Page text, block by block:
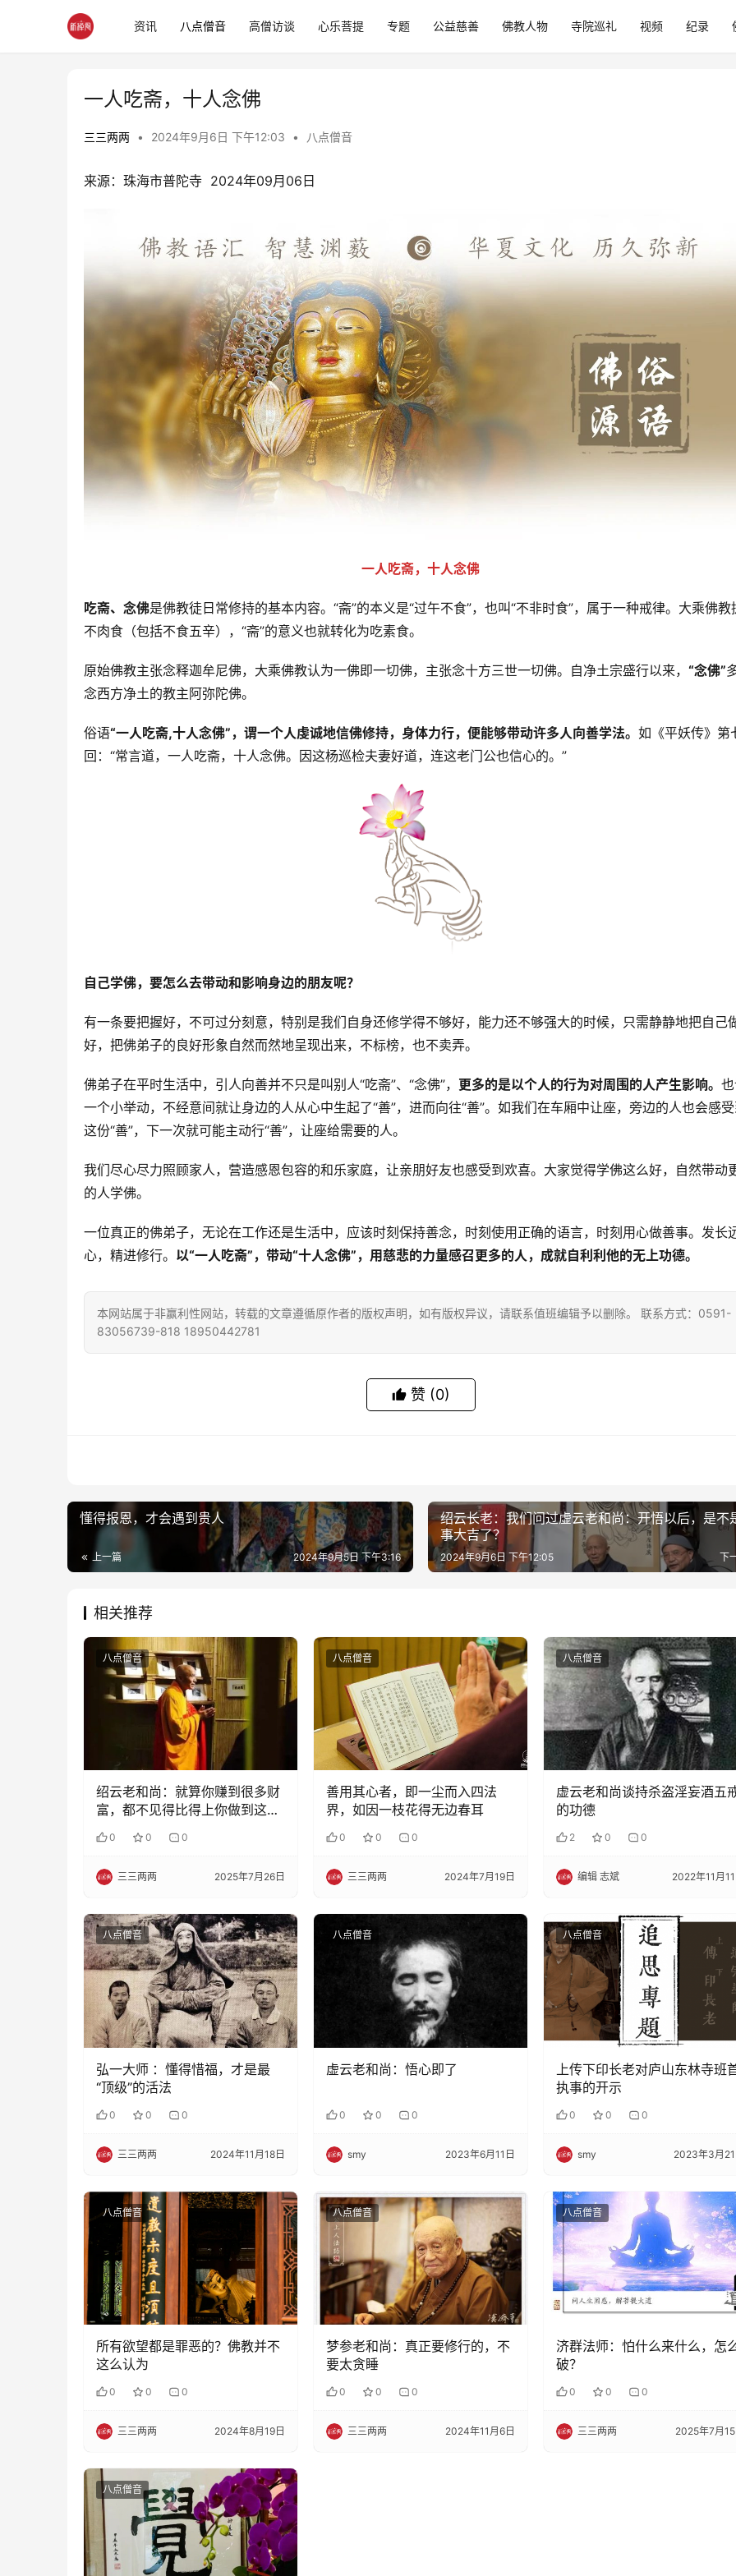
资讯 八点僧音 高僧访谈 心乐菩提 专题 公益慈善 佛教人物 寺院巡礼 视频 纪录
一人吃斋，十人念佛
三三两两 • 2024年9月6日 下午12:03 • 八点僧音
来源：珠海市普陀寺  2024年09月06日
一人吃斋，十人念佛
吃斋、念佛是佛教徒日常修持的基本内容。“斋”的本义是“过午不食”，也叫“不非时食”，属于一种戒律。大乘佛教
不肉食（包括不食五辛），“斋”的意义也就转化为吃素食。
原始佛教主张念释迦牟尼佛，大乘佛教认为一佛即一切佛，主张念十方三世一切佛。自净土宗盛行以来， “念佛”
念西方净土的教主阿弥陀佛。
俗语“一人吃斋,十人念佛” ，谓一个人虔诚地信佛修持，身体力行，便能够带动许多人向善学法。 如《平妖传》第
回：“常言道，一人吃斋，十人念佛。因这杨巡检夫妻好道，连这老门公也信心的。”
自己学佛，要怎么去带动和影响身边的朋友呢？
有一条要把握好，不可过分刻意，特别是我们自身还修学得不够好，能力还不够强大的时候，只需静静地把自己
好，把佛弟子的良好形象自然而然地呈现出来，不标榜，也不卖弄。
佛弟子在平时生活中，引人向善并不只是叫别人“吃斋”、“念佛”， 更多的是以个人的行为对周围的人产生影响。
一个小举动，不经意间就让身边的人从心中生起了“善”，进而向往“善”。如我们在车厢中让座，旁边的人也会感
这份“善”，下一次就可能主动行“善”，让座给需要的人。
我们尽心尽力照顾家人，营造感恩包容的和乐家庭，让亲朋好友也感受到欢喜。大家觉得学佛这么好，自然带动
的人学佛。
一位真正的佛弟子，无论在工作还是生活中，应该时刻保持善念，时刻使用正确的语言，时刻用心做善事。发长
心，精进修行。 以“一人吃斋”，带动“十人念佛”，用慈悲的力量感召更多的人，成就自利利他的无上功德。
本网站属于非赢利性网站，转载的文章遵循原作者的版权声明，如有版权异议，请联系值班编辑予以删除。 联系方式：0591-
83056739-818 18950442781
赞 (0)
懂得报恩，才会遇到贵人
上一篇 2024年9月5日 下午3:16
绍云长老：我们问过虚云老和尚：开悟以后，是不
事大吉了？
下
2024年9月6日 下午12:05
相关推荐
八点僧音
绍云老和尚：就算你赚到很多财
富，都不见得比得上你做到这件
事
0 0 0
三三两两 2025年7月26日
八点僧音
善用其心者，即一尘而入四法
界，如因一枝花得无边春耳
0 0 0
三三两两 2024年7月19日
八点僧音
虚云老和尚谈持杀盗淫妄酒五
的功德
2 0 0
编辑 志斌 2022年11月
八点僧音
弘一大师 ：懂得惜福，才是最
“顶级”的活法
0 0 0
三三两两 2024年11月18日
八点僧音
虚云老和尚：悟心即了
0 0 0
smy 2023年6月11日
八点僧音
上传下印长老对庐山东林寺班
执事的开示
0 0 0
smy 2023年3月
八点僧音
所有欲望都是罪恶的？佛教并不
这么认为
0 0 0
三三两两 2024年8月19日
八点僧音
梦参老和尚：真正要修行的，不
要太贪睡
0 0 0
三三两两 2024年11月6日
八点僧音
济群法师：怕什么来什么，怎
破？
0 0 0
三三两两 2025年7月
八点僧音